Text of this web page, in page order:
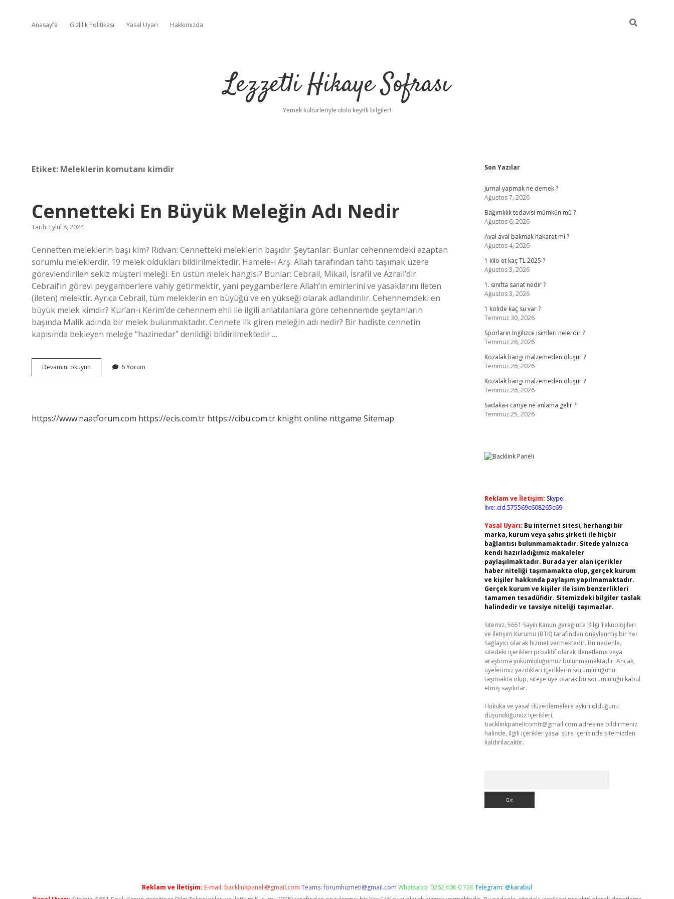
Anasayfa Gizlilik Politikası Yasal Uyarı Hakkımızda
Lezzetli Hikaye Sofrası
Yemek kültürleriyle dolu keyifli bilgiler!
Etiket: Meleklerin komutanı kimdir
Cennetteki En Büyük Meleğin Adı Nedir
Tarih: Eylül 8, 2024
Cennetten meleklerin başı kim? Rıdvan: Cennetteki meleklerin başıdır. Şeytanlar: Bunlar cehennemdeki azaptan
sorumlu meleklerdir. 19 melek oldukları bildirilmektedir. Hamele-i Arş: Allah tarafından tahtı taşımak üzere
görevlendirilen sekiz müşteri meleği. En üstün melek hangisi? Bunlar: Cebrail, Mikail, İsrafil ve Azrail’dir.
Cebrail’in görevi peygamberlere vahiy getirmektir, yani peygamberlere Allah’ın emirlerini ve yasaklarını ileten
(ileten) melektir. Ayrıca Cebrail, tüm meleklerin en büyüğü ve en yükseği olarak adlandırılır. Cehennemdeki en
büyük melek kimdir? Kur’an-ı Kerim’de cehennem ehli ile ilgili anlatılanlara göre cehennemde şeytanların
başında Malik adında bir melek bulunmaktadır. Cennete ilk giren meleğin adı nedir? Bir hadiste cennetin
kapısında bekleyen meleğe “hazinedar” denildiği bildirilmektedir.…
Devamını okuyun Cennetteki
En
6 Yorum
https://www.naatforum.com https://ecis.com.tr https://cibu.com.tr knight online nttgame Sitemap
Sidebar
Son Yazılar
Jurnal yapmak ne demek ?
Ağustos 7, 2026
Bağımlılık tedavisi mümkün mü ?
Ağustos 6, 2026
Aval aval bakmak hakaret mi ?
Ağustos 4, 2026
1 kilo et kaç TL 2025 ?
Ağustos 3, 2026
1. sınıfta sanat nedir ?
Ağustos 3, 2026
1 kolide kaç su var ?
Temmuz 30, 2026
Sporların İngilizce isimleri nelerdir ?
Temmuz 28, 2026
Kozalak hangi malzemeden oluşur ?
Temmuz 26, 2026
Kozalak hangi malzemeden oluşur ?
Temmuz 26, 2026
Sadaka-i cariye ne anlama gelir ?
Temmuz 25, 2026
Reklam ve İletişim: Skype:
live:.cid.575569c608265c69
Yasal Uyarı: Bu internet sitesi, herhangi bir
marka, kurum veya şahıs şirketi ile hiçbir
bağlantısı bulunmamaktadır. Sitede yalnızca
kendi hazırladığımız makaleler
paylaşılmaktadır. Burada yer alan içerikler
haber niteliği taşımamakta olup, gerçek kurum
ve kişiler hakkında paylaşım yapılmamaktadır.
Gerçek kurum ve kişiler ile isim benzerlikleri
tamamen tesadüfidir. Sitemizdeki bilgiler taslak
halindedir ve tavsiye niteliği taşımazlar.
Sitemiz, 5651 Sayılı Kanun gereğince Bilgi Teknolojileri
ve İletişim Kurumu (BTK) tarafından onaylanmış bir Yer
Sağlayıcı olarak hizmet vermektedir. Bu nedenle,
sitedeki içerikleri proaktif olarak denetleme veya
araştırma yükümlülüğümüz bulunmamaktadır. Ancak,
üyelerimiz yazdıkları içeriklerin sorumluluğunu
taşımakta olup, siteye üye olarak bu sorumluluğu kabul
etmiş sayılırlar.
Hukuka ve yasal düzenlemelere aykırı olduğunu
düşündüğünüz içerikleri,
backlinkpanelicomtr@gmail.com adresine bildirmeniz
halinde, ilgili içerikler yasal süre içerisinde sitemizden
kaldırılacaktır.
Reklam ve İletişim: E-mail: backlinkpaneli@gmail.com Teams:forumhizmeti@gmail.com Whatsapp: 0262 606 0 726Telegram: @karabul